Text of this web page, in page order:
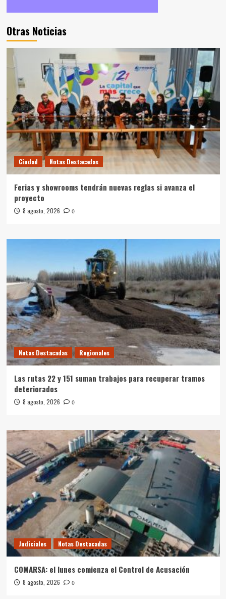
Otras Noticias
Ciudad Notas Destacadas
Ferias y showrooms tendrán nuevas reglas si avanza el
proyecto
8 agosto, 2026 0
Notas Destacadas Regionales
Las rutas 22 y 151 suman trabajos para recuperar tramos
deteriorados
8 agosto, 2026 0
Judiciales Notas Destacadas
COMARSA: el lunes comienza el Control de Acusación
8 agosto, 2026 0